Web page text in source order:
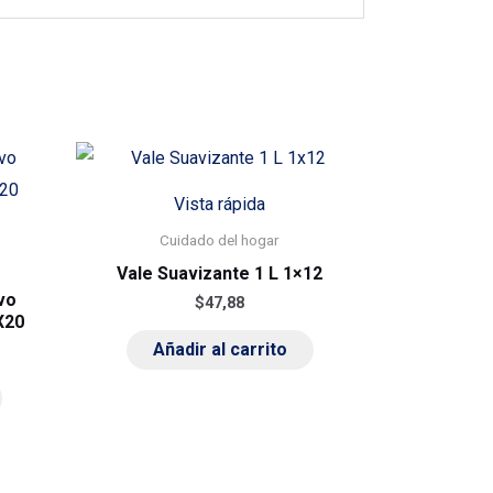
Vista rápida
Cuidado del hogar
Vale Suavizante 1 L 1×12
$47,88
Añadir al carrito